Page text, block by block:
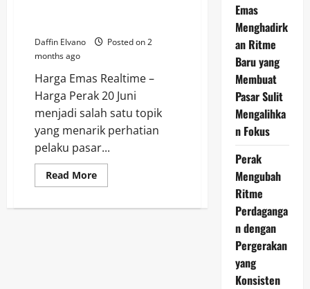
Daffin Elvano
Posted on 2
months ago
Harga Emas Realtime –
Harga Perak 20 Juni
menjadi salah satu topik
yang menarik perhatian
pelaku pasar...
Read MoreRead
more
Perak
Emas
Menghadirk
an Ritme
Baru yang
Membuat
Pasar Sulit
Mengalihka
n Fokus
Perak
Mengubah
Ritme
Perdaganga
n dengan
Pergerakan
yang
Konsisten